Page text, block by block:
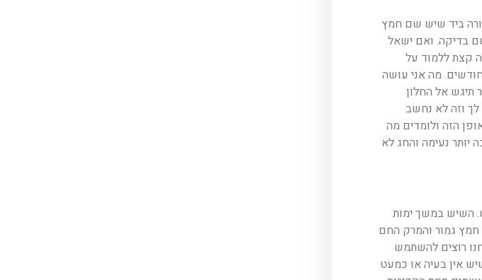
ביד שיש שם חמץ
בדיקה. ואם ישאל
קצת ללמוד על
מה אני עושה
תיגש אל החלון
לך וזה לא נחשב
הזה ולומדים מה
יותר נעימה והחג לא
השיש במשך ימות
גמור והמרק החם
רוצים להשתמש
אין בעיה או כמעט